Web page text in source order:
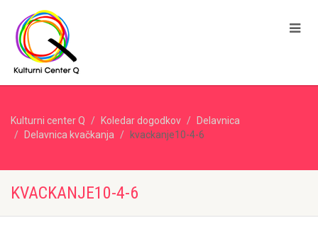
Kulturni center Q Koledar dogodkov
Delavnica
Delavnica kvačkanja
kvackanje10-4-6
KVACKANJE10-4-6